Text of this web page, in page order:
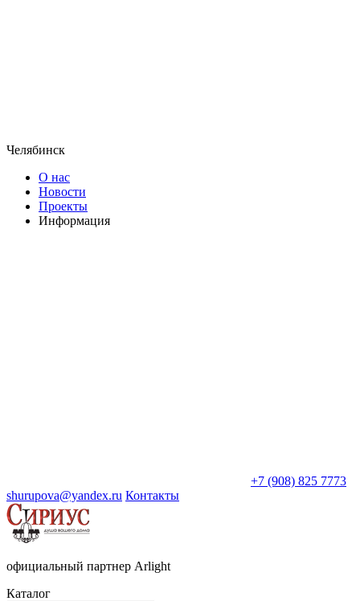
Челябинск
О нас
Новости
Проекты
Информация
+7 (908) 825 7773
shurupova@yandex.ru Контакты
официальный партнер Arlight
Каталог